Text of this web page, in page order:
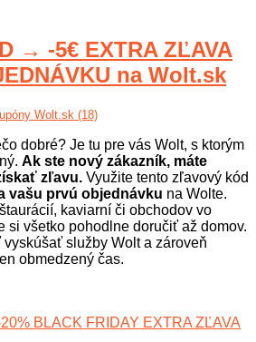
→ -5€ EXTRA ZĽAVA
na Wolt.sk
Wolt.sk (18)
dobré? Je tu pre vás Wolt, s ktorým
Ak ste nový zákazník, máte
zľavu. Využite tento zľavový kód
vašu prvú objednávku na Wolte.
kaviarní či obchodov vo
si všetko pohodlne doručiť až domov.
služby Wolt a zároveň
obmedzený čas.